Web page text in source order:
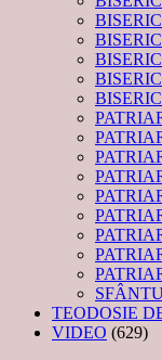
TEODOSIE
VIDEO (629)